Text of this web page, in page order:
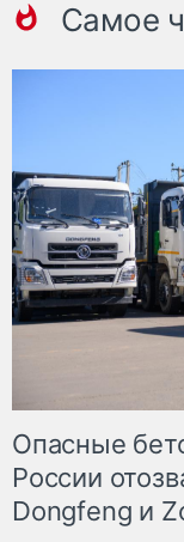
Самое
Опасные
России
Dongfeng и